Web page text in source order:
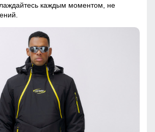
каждым моментом, не